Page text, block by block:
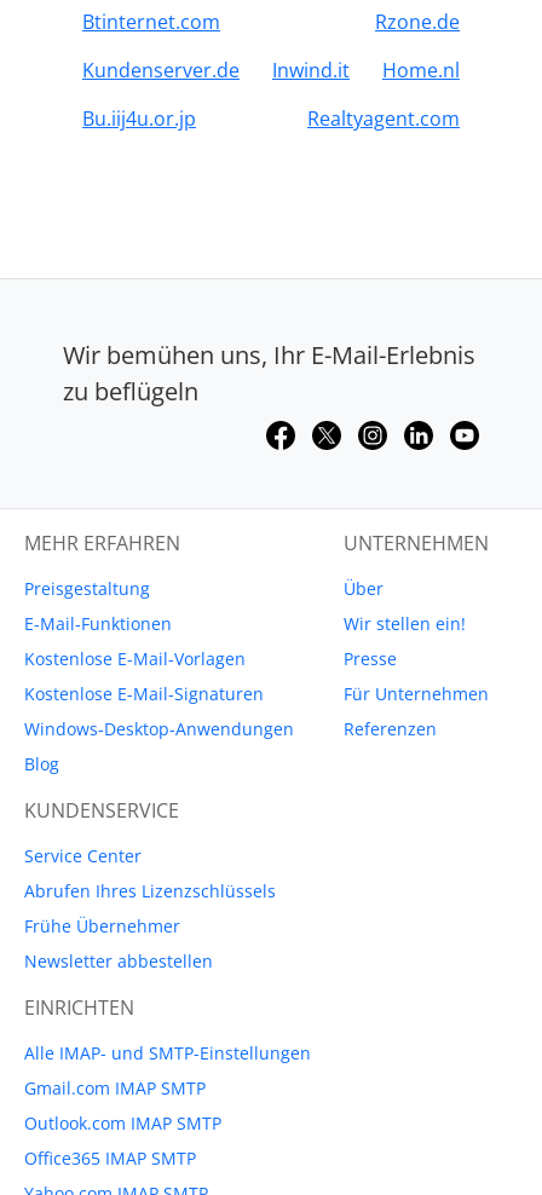
Btinternet.com
Rzone.de
Kundenserver.de
Inwind.it
Home.nl
Bu.iij4u.or.jp
Realtyagent.com
Wir bemühen uns, Ihr E-Mail-Erlebnis
zu beflügeln
MEHR ERFAHREN
Preisgestaltung
E-Mail-Funktionen
Kostenlose E-Mail-Vorlagen
Kostenlose E-Mail-Signaturen
Windows-Desktop-Anwendungen
Blog
UNTERNEHMEN
Über
Wir stellen ein!
Presse
Für Unternehmen
Referenzen
KUNDENSERVICE
Service Center
Abrufen Ihres Lizenzschlüssels
Frühe Übernehmer
Newsletter abbestellen
EINRICHTEN
Alle IMAP- und SMTP-Einstellungen
Gmail.com IMAP SMTP
Outlook.com IMAP SMTP
Office365 IMAP SMTP